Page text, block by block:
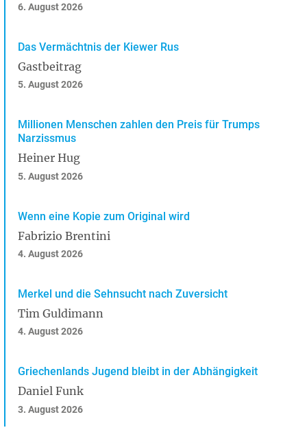
6. August 2026
Das Vermächtnis der Kiewer Rus
Gastbeitrag
5. August 2026
Millionen Menschen zahlen den Preis für Trumps
Narzissmus
Heiner Hug
5. August 2026
Wenn eine Kopie zum Original wird
Fabrizio Brentini
4. August 2026
Merkel und die Sehnsucht nach Zuversicht
Tim Guldimann
4. August 2026
Griechenlands Jugend bleibt in der Abhängigkeit
Daniel Funk
3. August 2026